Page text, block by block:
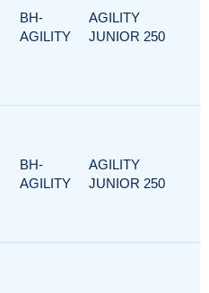
BH-
AGILITY
AGILITY
JUNIOR 250
BH-
AGILITY
AGILITY
JUNIOR 250